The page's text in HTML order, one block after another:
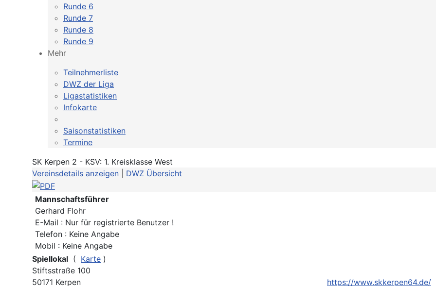
Runde 6
Runde 7
Runde 8
Runde 9
Mehr
Teilnehmerliste
DWZ der Liga
Ligastatistiken
Infokarte
Saisonstatistiken
Termine
SK Kerpen 2 - KSV: 1. Kreisklasse West
Vereinsdetails anzeigen
DWZ Übersicht
Mannschaftsführer
Gerhard Flohr
E-Mail : Nur für registrierte Benutzer !
Telefon : Keine Angabe
Mobil : Keine Angabe
Spiellokal ( Karte )
Stiftsstraße 100
50171 Kerpen
https://www.skkerpen64.de/